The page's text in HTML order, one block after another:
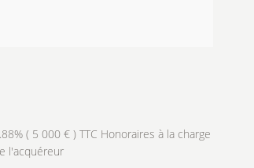
( 5 000 € ) TTC Honoraires à la charge
l'acquéreur